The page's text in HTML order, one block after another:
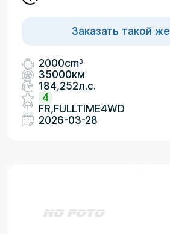
Заказать такой же
2000cm3
35000км
184,252л.с.
4
FR,FULLTIME4WD
2026-03-28